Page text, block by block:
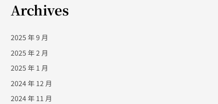
Archives
2025 年 9 月
2025 年 2 月
2025 年 1 月
2024 年 12 月
2024 年 11 月